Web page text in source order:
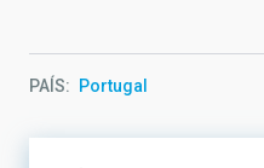
navegación
PAÍS Portugal